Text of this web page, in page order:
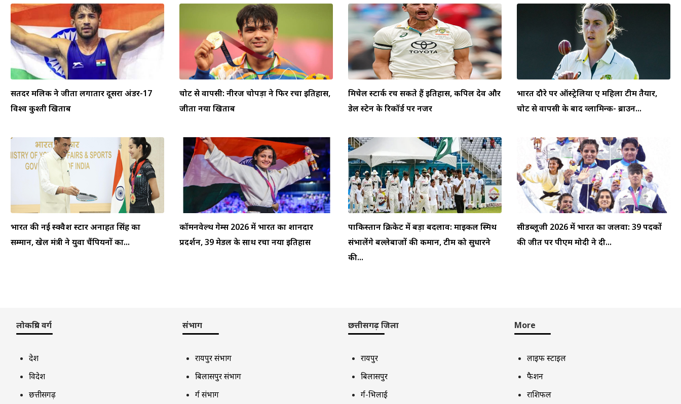
सतिंदर मलिक ने जीता लगातार दूसरा अंडर-17
विश्व कुश्ती खिताब
चोट से वापसी: नीरज चोपड़ा ने फिर रचा इतिहास,
जीता नया खिताब
मिचेल स्टार्क रच सकते हैं इतिहास, कपिल देव और
डेल स्टेन के रिकॉर्ड पर नजर
भारत दौरे पर ऑस्ट्रेलिया ए महिला टीम तैयार,
चोट से वापसी के बाद व्लामिन्क- ब्राउन...
भारत की नई स्क्वैश स्टार अनाहत सिंह का
सम्मान, खेल मंत्री ने युवा चैंपियनों का...
कॉमनवेल्थ गेम्स 2026 में भारत का शानदार
प्रदर्शन, 39 मेडल के साथ रचा नया इतिहास
पाकिस्तान क्रिकेट में बड़ा बदलाव: माइकल स्मिथ
संभालेंगे बल्लेबाजों की कमान, टीम को सुधारने
की...
सीडब्लूजी 2026 में भारत का जलवा: 39 पदकों
की जीत पर पीएम मोदी ने दी...
लोकप्रिय वर्ग
देश
विदेश
छत्तीसगढ़
संभाग
रायपुर संभाग
बिलासपुर संभाग
दुर्ग संभाग
छत्तीसगढ़ जिला
रायपुर
बिलासपुर
दुर्ग-भिलाई
More
लाइफ स्टाइल
फैशन
राशिफल